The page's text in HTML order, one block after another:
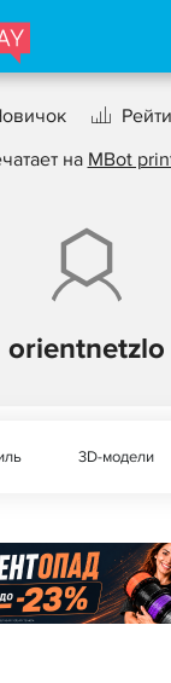
на MBot
orientnetzlo
3D-модели